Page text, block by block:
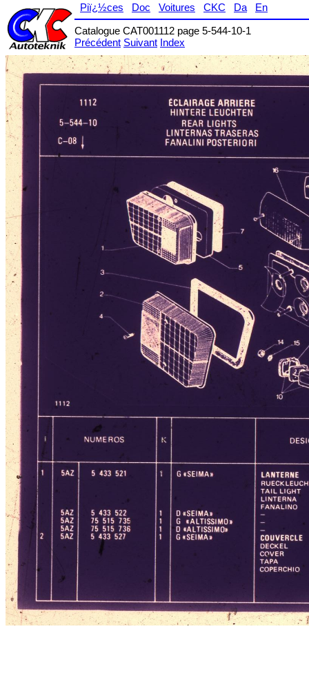
Piï¿½ces Doc Voitures CKC Da
En
Catalogue CAT001112 page 5-544-10-1
Précédent Suivant Index